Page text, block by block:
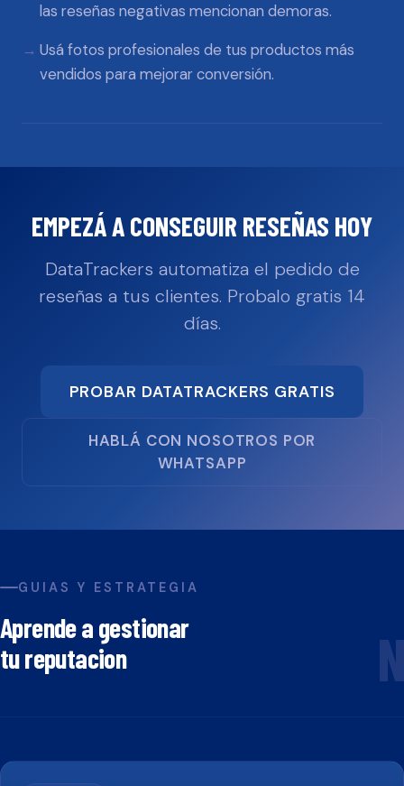
las reseñas negativas mencionan demoras.
Usá fotos profesionales de tus productos más
vendidos para mejorar conversión.
EMPEZÁ A CONSEGUIR RESEÑAS HOY
DataTrackers automatiza el pedido de
reseñas a tus clientes. Probalo gratis 14
días.
PROBAR DATATRACKERS GRATIS
HABLÁ CON NOSOTROS POR
WHATSAPP
GUIAS Y ESTRATEGIA
Aprende a gestionar
tu reputacion
N